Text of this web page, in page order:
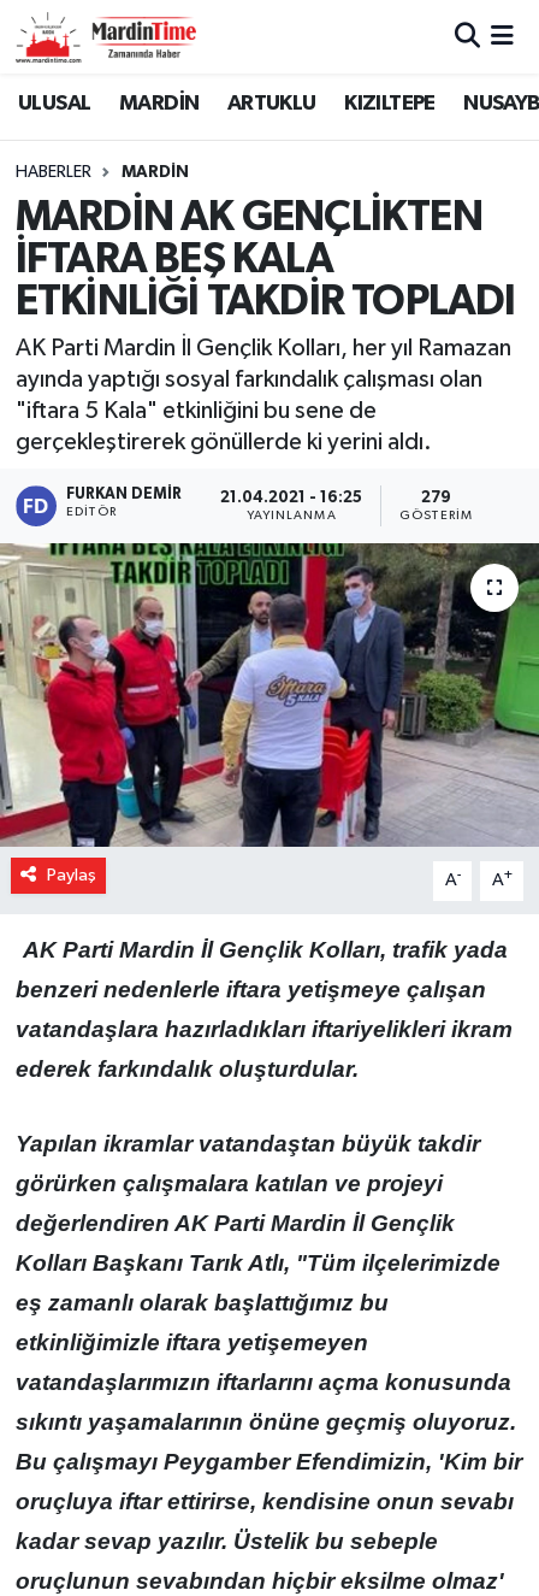
ULUSAL MARDİN ARTUKLU KIZILTEPE
HABERLER MARDİN
MARDİN AK GENÇLİKTEN
İFTARA BEŞ KALA
ETKİNLİĞİ TAKDİR TOPLADI
AK Parti Mardin İl Gençlik Kolları, her yıl Ramazan
ayında yaptığı sosyal farkındalık çalışması olan
"iftara 5 Kala" etkinliğini bu sene de
gerçekleştirerek gönüllerde ki yerini aldı.
FURKAN DEMIR
EDITÖR
21.04.2021 - 16:25
YAYINLANMA
279
GÖSTERIM
Paylaş A- A+
AK Parti Mardin İl Gençlik Kolları, trafik yada
benzeri nedenlerle iftara yetişmeye çalışan
vatandaşlara hazırladıkları iftariyelikleri ikram
ederek farkındalık oluşturdular.
Yapılan ikramlar vatandaştan büyük takdir
görürken çalışmalara katılan ve projeyi
değerlendiren AK Parti Mardin İl Gençlik
Kolları Başkanı Tarık Atlı, "Tüm ilçelerimizde
eş zamanlı olarak başlattığımız bu
etkinliğimizle iftara yetişemeyen
vatandaşlarımızın iftarlarını açma konusunda
sıkıntı yaşamalarının önüne geçmiş oluyoruz.
Bu çalışmayı Peygamber Efendimizin, 'Kim bir
oruçluya iftar ettirirse, kendisine onun sevabı
kadar sevap yazılır. Üstelik bu sebeple
oruçlunun sevabından hiçbir eksilme olmaz'
Mardin Nöbetçi Eczaneler
Mardin Namaz Vakitleri
Mardin Trafik Yoğunluk Haritası
Süper Lig Puan Durumu ve Fikstür
Tüm Manşetler
Son Dakika Haberleri
Haber Arşivi